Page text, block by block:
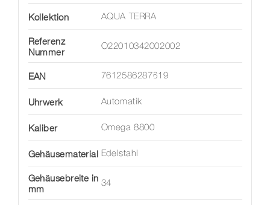
Kollektion AQUA TERRA
Referenz
Nummer
O22010342002002
EAN 7612586287619
Uhrwerk Automatik
Kaliber Omega 8800
Gehäusematerial Edelstahl
Gehäusebreite in
mm
34